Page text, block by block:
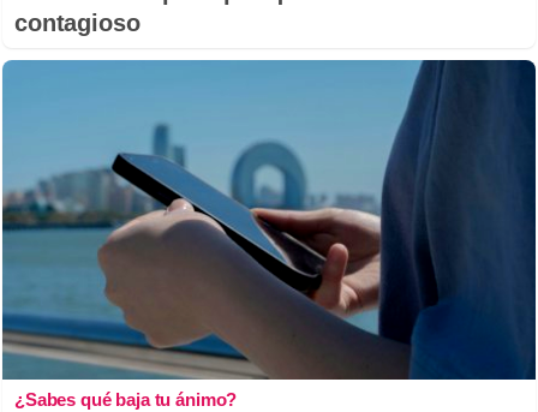
contagioso
¿Sabes qué baja tu ánimo?